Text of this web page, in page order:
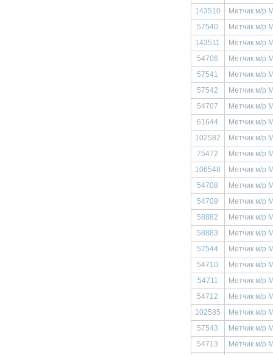
143510
Метчик м/р
57540
Метчик м/р
143511
Метчик м/р
54706
Метчик м/р
57541
Метчик м/р
57542
Метчик м/р
54707
Метчик м/р
61644
Метчик м/р
102582
Метчик м/р
75472
Метчик м/р
106548
Метчик м/р
54708
Метчик м/р
54709
Метчик м/р
58882
Метчик м/р
58883
Метчик м/р
57544
Метчик м/р
54710
Метчик м/р
54711
Метчик м/р
54712
Метчик м/р
102585
Метчик м/р
57543
Метчик м/р
54713
Метчик м/р